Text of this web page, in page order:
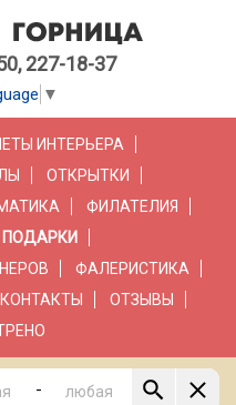
227-18-37
▼
ИНТЕРЬЕРА
ОТКРЫТКИ
ФИЛАТЕЛИЯ
ПОДАРКИ
ФАЛЕРИСТИКА
КОНТАКТЫ
ОТЗЫВЫ
-